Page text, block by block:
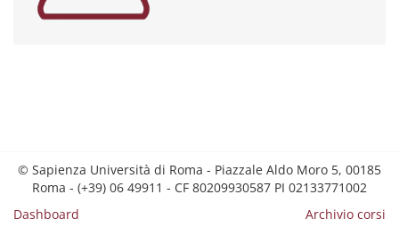
© Sapienza Università di Roma - Piazzale Aldo Moro 5, 00185
Roma - (+39) 06 49911 - CF 80209930587 PI 02133771002
Dashboard
Archivio corsi